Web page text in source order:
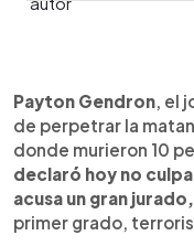
► Escuchar
Payton Gendron , el
de perpetrar la
donde murieron 10
declaró hoy no
acusa un gran jurado,
primer grado,